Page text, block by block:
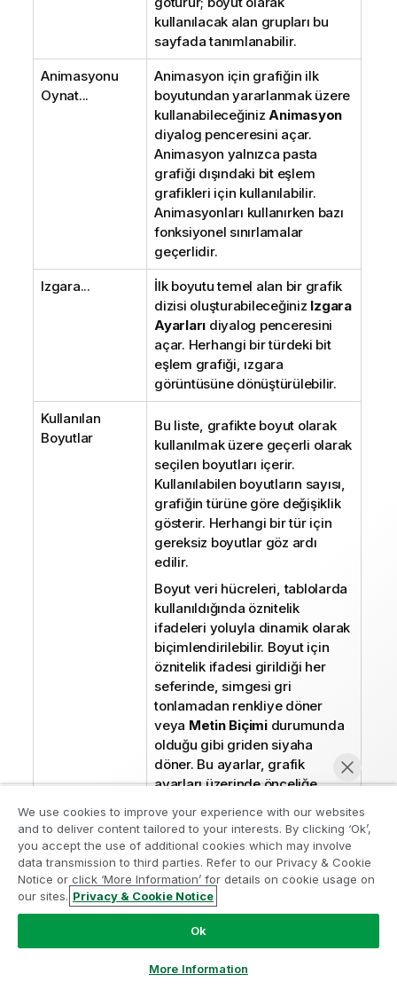
Şimdi sohbet et
kullanılacak alan grupları bu
sayfada tanımlanabilir.
Animasyonu
Oynat...
Animasyon için grafiğin ilk
boyutundan yararlanmak üzere
kullanabileceğiniz Animasyon
diyalog penceresini açar.
Animasyon yalnızca pasta
grafiği dışındaki bit eşlem
grafikleri için kullanılabilir.
Animasyonları kullanırken bazı
fonksiyonel sınırlamalar
geçerlidir.
Izgara...
İlk boyutu temel alan bir grafik
dizisi oluşturabileceğiniz Izgara
Ayarları diyalog penceresini
açar. Herhangi bir türdeki bit
eşlem grafiği, ızgara
görüntüsüne dönüştürülebilir.
Kullanılan
Boyutlar
Bu liste, grafikte boyut olarak
kullanılmak üzere geçerli olarak
seçilen boyutları içerir.
Kullanılabilen boyutların sayısı,
grafiğin türüne göre değişiklik
gösterir. Herhangi bir tür için
gereksiz boyutlar göz ardı
edilir.
Boyut veri hücreleri, tablolarda
kullanıldığında öznitelik
ifadeleri yoluyla dinamik olarak
biçimlendirilebilir. Boyut için
öznitelik ifadesi girildiği her
seferinde, simgesi gri
tonlamadan renkliye döner
veya Metin Biçimidurumunda
olduğu gibi griden siyaha
döner. Bu ayarlar, grafik
ayarları üzerinde önceliğe
boyutun öznitelik ifadesini
görüntülemek için herhangi bir
boyutun önündeki "+" ifade
simgesine tıklayın.
Arka Plan Rengi: Boyut
hücresinin hücre arka plan
rengini hesaplamaya yönelik
bir öznitelik ifadesi girmek
Analiz Modernleştirme Programına katılın
Analiz Modernleştirme Programı ile değerli QlikView
uygulamalarınızı ödün vermeden modernleştirin.
ulaşmak
ampquestions@qlik.com
We use cookies to improve your experience with our websites
and to deliver content tailored to your interests. By clicking ‘Ok’,
you accept the use of additional cookies which may involve
data transmission to third parties. Refer to our Privacy & Cookie
Notice or click ‘More Information’ for details on cookie usage on
our sites. Privacy & Cookie Notice
Ok
More Information